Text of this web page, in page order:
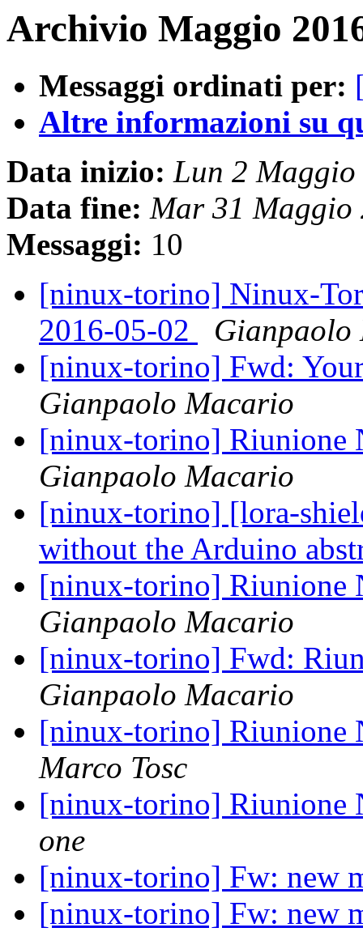
Archivio Maggio
Messaggi ordinati per:
Altre informazioni su
Data inizio: Lun 2
Data fine: Mar 31 Maggio
Messaggi: 10
[ninux-torino] Ninux-
2016-05-02
Gianpaolo
[ninux-torino] Fwd:
Gianpaolo Macario
[ninux-torino] Riunione
Gianpaolo Macario
[ninux-torino] [lora-
without the Arduino
[ninux-torino] Riunione
Gianpaolo Macario
[ninux-torino] Fwd:
Gianpaolo Macario
[ninux-torino] Riunione
Marco Tosc
[ninux-torino] Riunione
one
[ninux-torino] Fw: new
[ninux-torino] Fw: new